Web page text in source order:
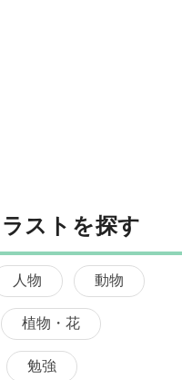
ストを探す
人物 動物
植物・花
勉強